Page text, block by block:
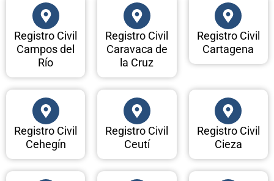
Registro Civil
Campos del
Río
Registro Civil
Caravaca de
la Cruz
Registro Civil
Cartagena
Registro Civil
Cehegín
Registro Civil
Ceutí
Registro Civil
Cieza